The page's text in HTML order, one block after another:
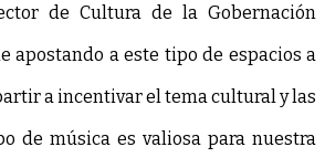
de Cultura de la Gobernación
apostando a este tipo de espacios a
a incentivar el tema cultural y las
de música es valiosa para nuestra